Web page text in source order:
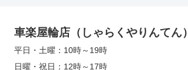
車楽屋輪店（しゃらくやりんてん）
平日・土曜：10時～19時
日曜・祝日：12時～17時